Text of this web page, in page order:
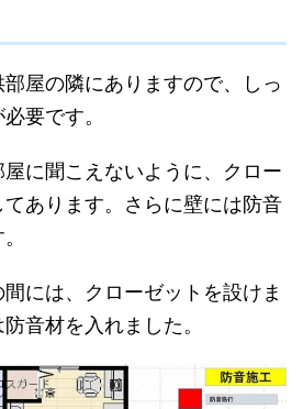
屋の隣にありますので、しっ
要です。
屋に聞こえないように、クロー
あります。さらに壁には防音
には、クローゼットを設けま
音材を入れました。